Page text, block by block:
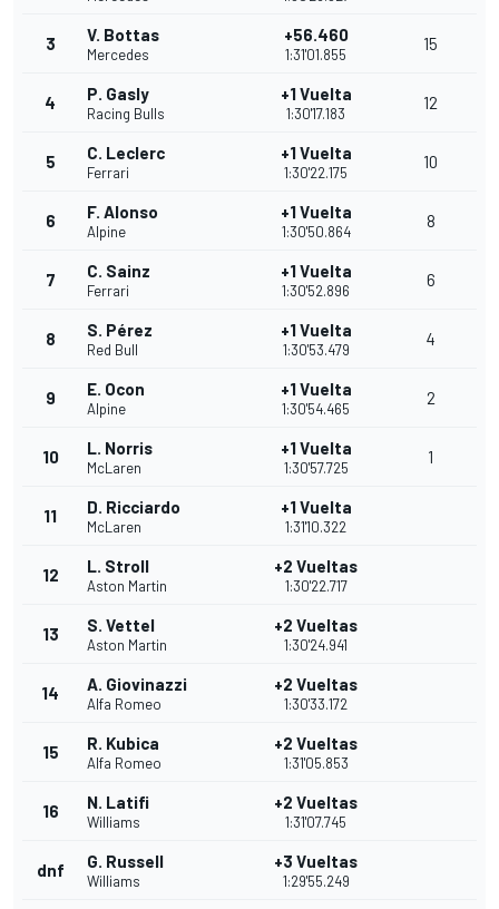
3 V. Bottas
Mercedes
+56.460
1:31'01.855
15
4 P. Gasly
Racing Bulls
+1 Vuelta
1:30'17.183
12
5 C. Leclerc
Ferrari
+1 Vuelta
1:30'22.175
10
6 F. Alonso
Alpine
+1 Vuelta
1:30'50.864
8
7 C. Sainz
Ferrari
+1 Vuelta
1:30'52.896
6
8 S. Pérez
Red Bull
+1 Vuelta
1:30'53.479
4
9 E. Ocon
Alpine
+1 Vuelta
1:30'54.465
2
10 L. Norris
McLaren
+1 Vuelta
1:30'57.725
1
11 D. Ricciardo
McLaren
+1 Vuelta
1:31'10.322
12 L. Stroll
Aston Martin
+2 Vueltas
1:30'22.717
13 S. Vettel
Aston Martin
+2 Vueltas
1:30'24.941
14 A. Giovinazzi
Alfa Romeo
+2 Vueltas
1:30'33.172
15 R. Kubica
Alfa Romeo
+2 Vueltas
1:31'05.853
16 N. Latifi
Williams
+2 Vueltas
1:31'07.745
dnf G. Russell
Williams
+3 Vueltas
1:29'55.249